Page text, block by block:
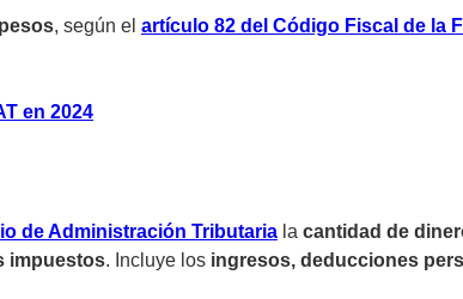
, según el artículo 82 del Código Fiscal de la
en 2024
de Administración Tributaria la cantidad de
impuestos. Incluye los ingresos, deducciones